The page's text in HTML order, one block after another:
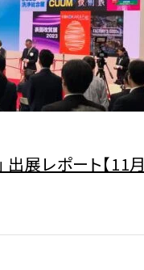
出展レポート【11